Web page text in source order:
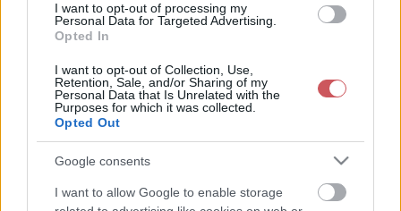
I want to opt-out of processing my
Personal Data for Targeted Advertising.
Opted In
I want to opt-out of Collection, Use,
Retention, Sale, and/or Sharing of my
Personal Data that Is Unrelated with the
Purposes for which it was collected.
Opted Out
Google consents
I want to allow Google to enable storage
Időjárási helyzet vasárnap reggel
A hullámzó frontrendszer vasárnap napközben vonul át hazánk
felett. Afront
előterében szombaton még változóan felhős-
napos, nyáriasan meleg idő várható, a hőmérséklet 23 és 30 fok
közé emelkedik. Afront
előtt késő délután Sopron térségében
már előfordulhatnak záporok, zivatarok, illetve éjszaka az